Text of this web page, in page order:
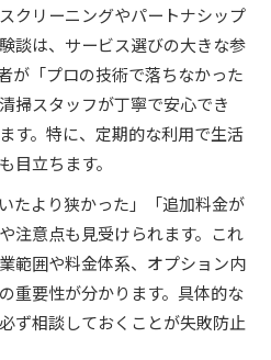
クリーニングやパートナシップ
談は、サービス選びの大きな参
が「プロの技術で落ちなかった
掃スタッフが丁寧で安心でき
す。特に、定期的な利用で生活
目立ちます。
たより狭かった」「追加料金が
注意点も見受けられます。これ
範囲や料金体系、オプション内
重要性が分かります。具体的な
ず相談しておくことが失敗防止